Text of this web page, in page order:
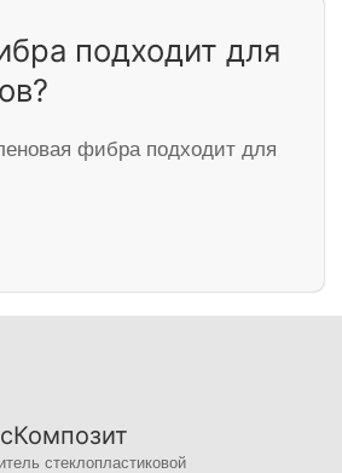
подходит для
фибра подходит для
стеклопластиковой